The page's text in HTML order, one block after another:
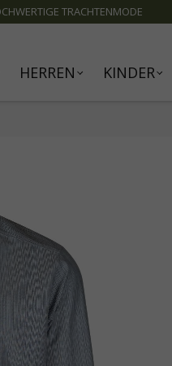
TRACHTENMODE
HERREN KINDER